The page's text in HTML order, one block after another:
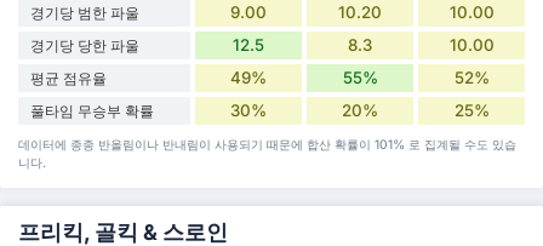
경기당 범한 파울
9.00 10.20 10.00
경기당 당한 파울 12.5 8.3 10.00
평균 점유율 49% 55% 52%
풀타임 무승부 확률 30% 20% 25%
데이터에 종종 반올림이나 반내림이 사용되기 때문에 합산 확률이 101% 로 집계될 수도 있습
니다.
프리킥, 골킥 & 스로인